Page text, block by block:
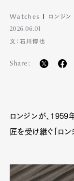
Watches ロンジン
2026.06.01
文：石川博也
Share:
ロンジンが、1959
匠を受け継ぐ「ロ